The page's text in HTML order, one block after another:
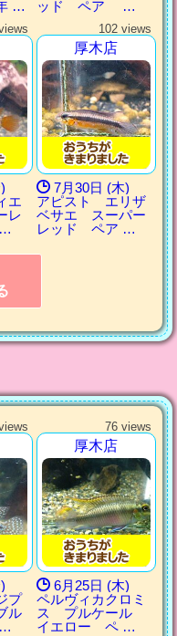
…
ッド ペア …
エ
レ
102 views
厚木店
7月30日 (木)
アピスト エリザ
ベサエ スーパー
レッド ペア …
プ
ル
76 views
厚木店
6月25日 (木)
ペルヴィカクロミ
ス プルケール
イエロー ペ …